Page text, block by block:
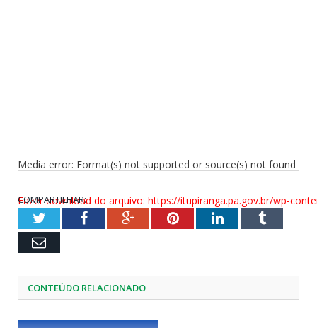
Media error: Format(s) not supported or source(s) not found
Fazer download do arquivo: https://itupiranga.pa.gov.br/wp-
00:00
COMPARTILHAR:
TwitterFacebookGoogle+PinterestLinkedInTumblr
Email
CONTEÚDO RELACIONADO